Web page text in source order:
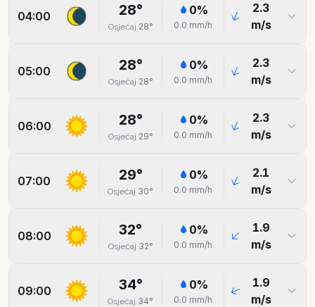
04:00 28°
Osjećaj 28°
0%
0.0 mm/h
2.3
m/s
05:00 28°
Osjećaj 28°
0%
0.0 mm/h
2.3
m/s
06:00 28°
Osjećaj 29°
0%
0.0 mm/h
2.3
m/s
07:00 29°
Osjećaj 30°
0%
0.0 mm/h
2.1
m/s
08:00 32°
Osjećaj 32°
0%
0.0 mm/h
1.9
m/s
09:00 34°
Osjećaj 34°
0%
0.0 mm/h
1.9
m/s